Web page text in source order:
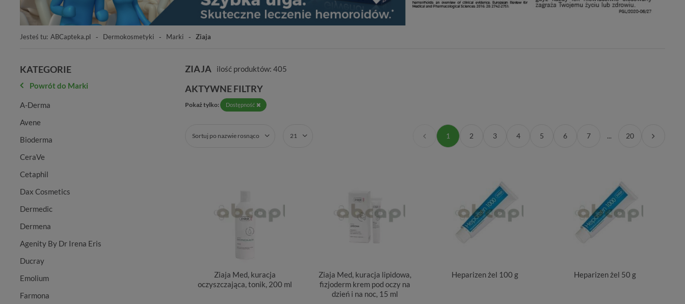
Jesteś tu: ABCapteka.pl Dermokosmetyki Marki Ziaja
KATEGORIE
Powrót do Marki
A-Derma
Avene
Bioderma
CeraVe
Cetaphil
Dax Cosmetics
Dermedic
Dermena
Agenity By Dr Irena Eris
Ducray
Emolium
Farmona
ZIAJA ilość produktów: 405
AKTYWNE FILTRY
Pokaż tylko: Dostępność
Sortuj po nazwie rosnąco 21 1 2 3 4 5 6 7 ... 20
Ziaja Med, kuracja
oczyszczająca, tonik, 200 ml
Ziaja Med, kuracja lipidowa,
fizjoderm krem pod oczy na
dzień i na noc, 15 ml
Heparizen żel 100 g Heparizen żel 50 g